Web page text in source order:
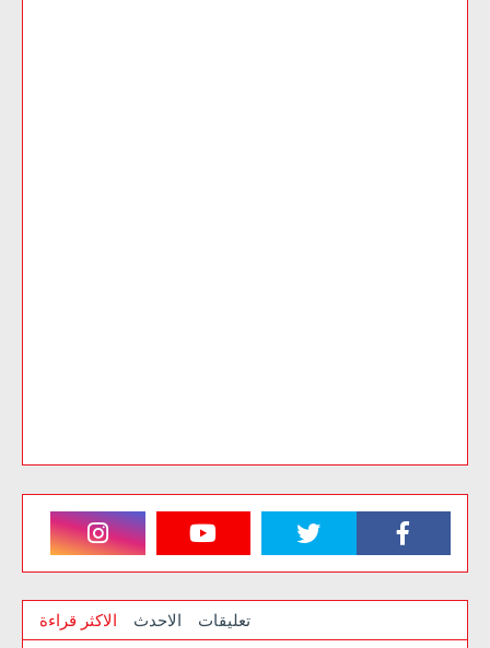
الاكثر قراءة الاحدث تعليقات